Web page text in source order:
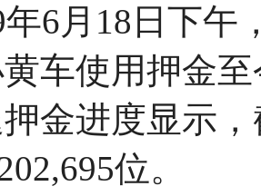
年6月18日下午
车使用押金
金进度显示
位。